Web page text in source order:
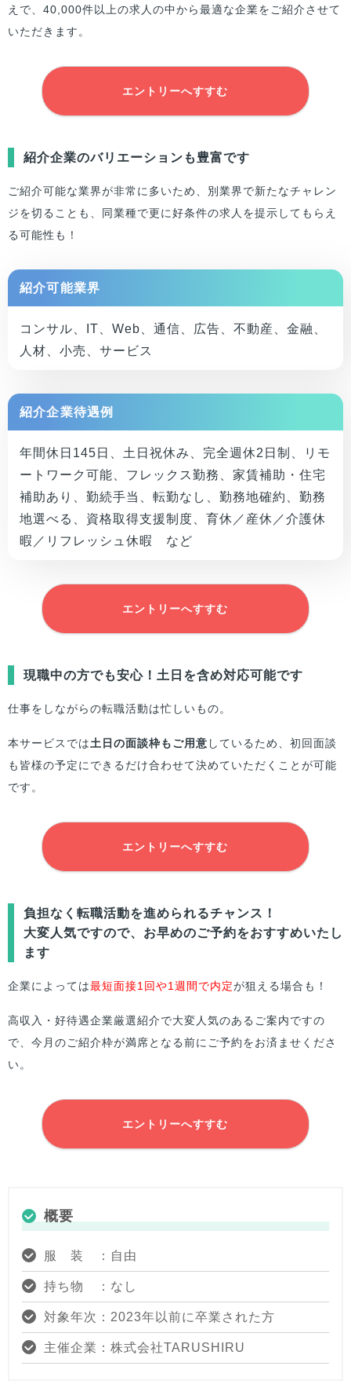
えで、40,000件以上の求人の中から最適な企業をご紹介させて
いただきます。
エントリーへすすむ
紹介企業のバリエーションも豊富です
ご紹介可能な業界が非常に多いため、別業界で新たなチャレン
ジを切ることも、同業種で更に好条件の求人を提示してもらえ
る可能性も！
紹介可能業界
コンサル、IT、Web、通信、広告、不動産、金融、
人材、小売、サービス
紹介企業待遇例
年間休日145日、土日祝休み、完全週休2日制、リモ
ートワーク可能、フレックス勤務、家賃補助・住宅
補助あり、勤続手当、転勤なし、勤務地確約、勤務
地選べる、資格取得支援制度、育休／産休／介護休
暇／リフレッシュ休暇 など
エントリーへすすむ
現職中の方でも安心！土日を含め対応可能です
仕事をしながらの転職活動は忙しいもの。
本サービスでは土日の面談枠もご用意 しているため、初回面談
も 皆様の予定にできるだけ合わせて決めていただくことが可能
です。
エントリーへすすむ
負担なく転職活動を進められるチャンス！
大変人気ですので、お早めのご予約をおすすめいたし
ます
企業によっては最短面接1回や1週間で内定が狙える場合も！
高収入・好待遇企業厳選紹介で大変人気のあるご案内ですの
で、今月のご紹介枠が満席となる前にご予約をお済ませくださ
い。
エントリーへすすむ
概要
服 装 ：自由
持ち物 ：なし
対象年次：2023年以前に卒業された方
主催企業：株式会社TARUSHIRU